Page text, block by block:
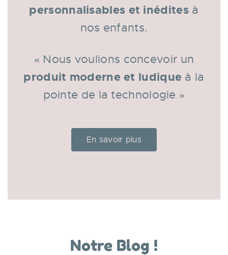
personnalisables et inéditesà
nos enfants.
« Nous voulions concevoir un
produit moderne et ludique à la
pointe de la technologie »
En savoir plus
Notre Blog !